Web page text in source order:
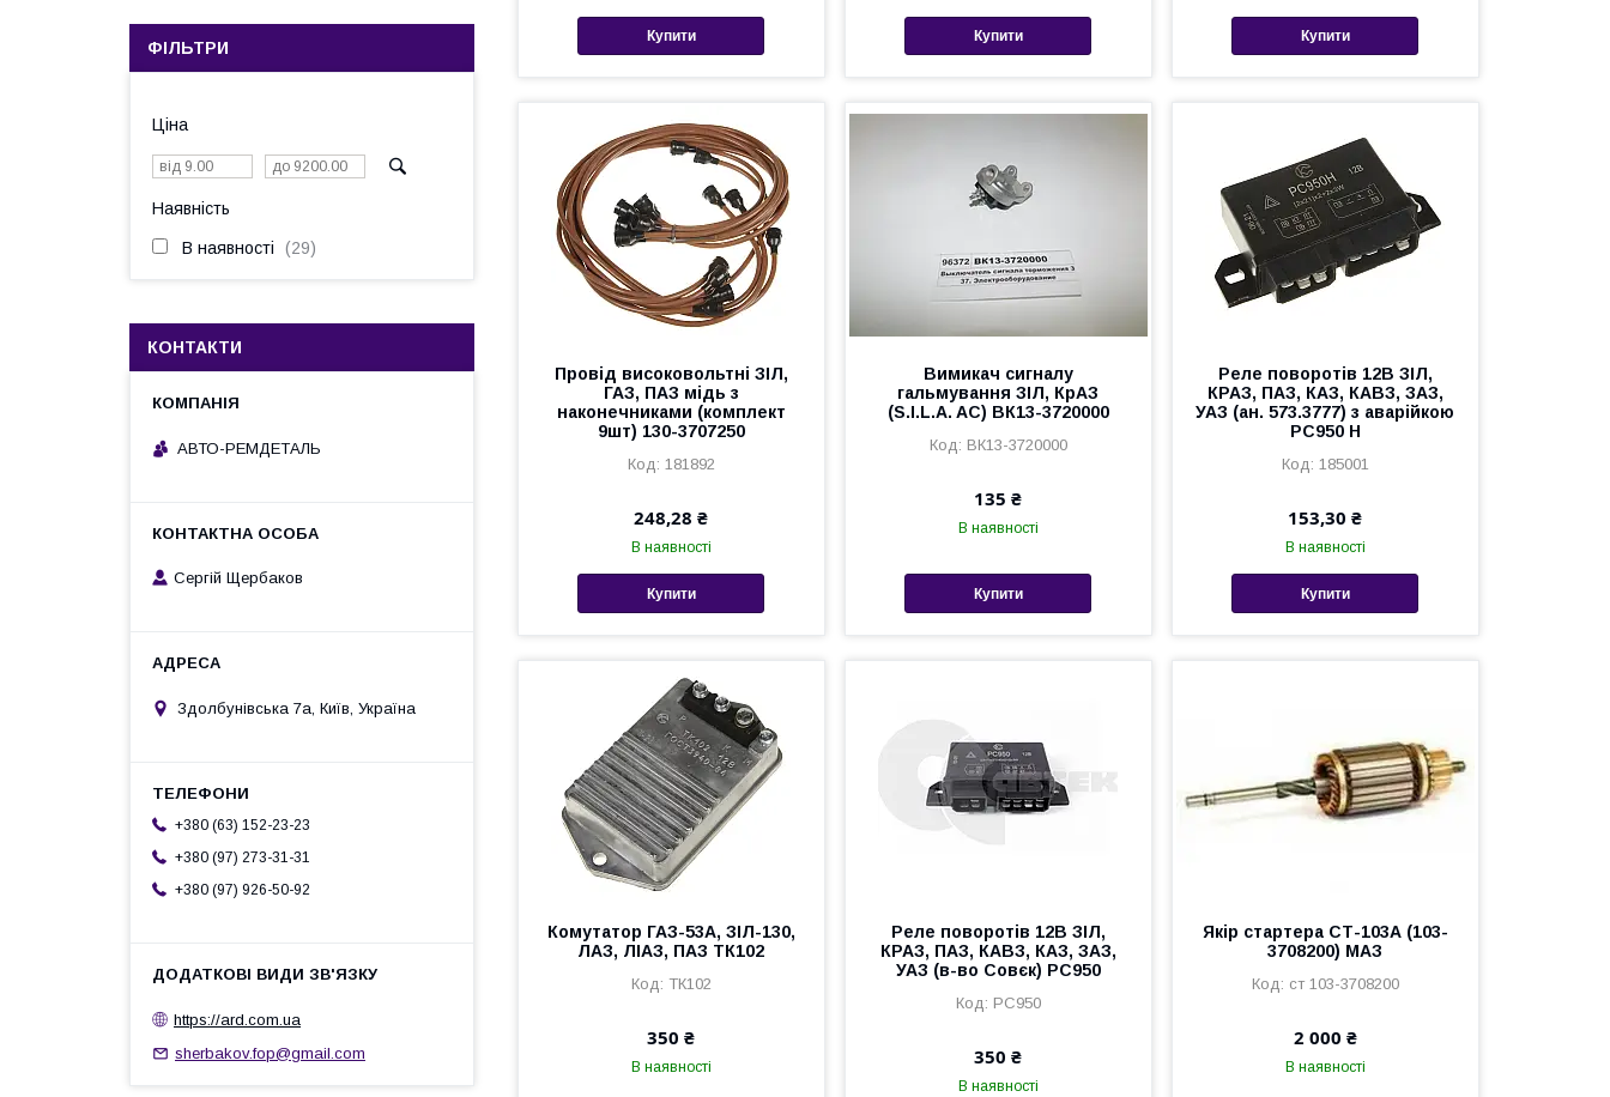
Купити Купити Купити
Провід високовольтні ЗІЛ,
ГАЗ, ПАЗ мідь з
наконечниками (комплект
9шт) 130-3707250
181892
248,28 ₴
В наявності
Купити
Вимикач сигналу
гальмування ЗІЛ, КрАЗ
(S.I.L.A. AC) ВК13-3720000
ВК13-3720000
135 ₴
В наявності
Купити
Реле поворотів 12В ЗІЛ,
КРАЗ, ПАЗ, КАЗ, КАВЗ, ЗАЗ,
УАЗ (ан. 573.3777) з аварійкою
РС950 Н
185001
153,30 ₴
В наявності
Купити
Комутатор ГАЗ-53А, ЗІЛ-130,
ЛАЗ, ЛІАЗ, ПАЗ ТК102
ТК102
350 ₴
В наявності
Реле поворотів 12В ЗІЛ,
КРАЗ, ПАЗ, КАВЗ, КАЗ, ЗАЗ,
УАЗ (в-во Совєк) РС950
РС950
350 ₴
В наявності
Якір стартера СТ-103А (103-
3708200) МАЗ
ст 103-3708200
2 000 ₴
В наявності
ФІЛЬТРИ
Ціна
Наявність
В наявності 29
КОНТАКТИ
АВТО-РЕМДЕТАЛЬ
Сергій Щербаков
Здолбунівська 7а, Київ, Україна
+380 (63) 152-23-23
+380 (97) 273-31-31
+380 (97) 926-50-92
https://ard.com.ua
sherbakov.fop@gmail.com